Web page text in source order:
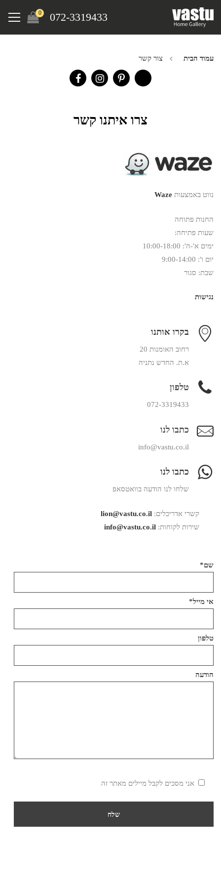
072-3319433
0
Menu
עמוד הבית צור קשר
צרו איתנו קשר
נווט באמצעותWaze
החנות פתוחה
שעות פתיחה:
ימים א'-ה': 10:00-18:00
יום ו': 9:00-14:00
שבת: סגור
נגישות
בקרו אותנו
רחוב האומנות 20
א.ת. החדש נתניה
טלפון
072-3319433
כתבו לנו
info@vastu.co.il
כתבו לנו
שלחו לנו הודעה בוואטסאפ
קשרי אדריכלים: lion@vastu.co.il
שירות לקוחות: info@vastu.co.il
שם*
אי מייל*
טלפון
הודעה
אני מסכים לקבל מיילים מאתר זה